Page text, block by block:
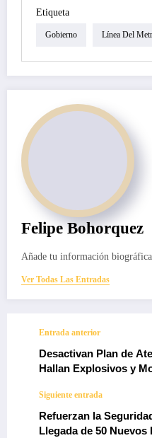
Etiqueta
Gobierno Línea Del
Felipe Bohorquez
Añade tu información biográfica.
Ver Todas Las Entradas
Entrada anterior
Desactivan Plan de
Hallan Explosivos y
Siguiente entrada
Refuerzan la
Llegada de 50 Nuevos